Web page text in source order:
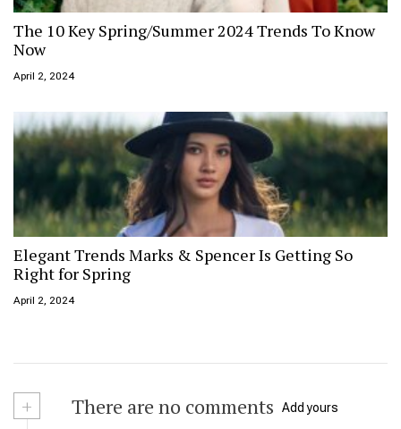
The 10 Key Spring/Summer 2024 Trends To Know
Now
April 2, 2024
Elegant Trends Marks & Spencer Is Getting So
Right for Spring
April 2, 2024
+ There are no comments Add yours